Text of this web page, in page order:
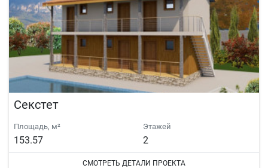
Секстет
Площадь, м²
153.57
Этажей
2
СМОТРЕТЬ ДЕТАЛИ ПРОЕКТА